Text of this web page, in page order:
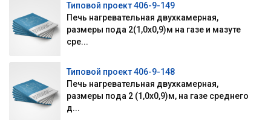
Типовой проект 406-9-149
Печь нагревательная двухкамерная,
размеры пода 2(1,0х0,9)м на газе и мазуте
сре...
Типовой проект 406-9-148
Печь нагревательная двухкамерная,
размеры пода 2 (1,0х0,9)м, на газе среднего
д...